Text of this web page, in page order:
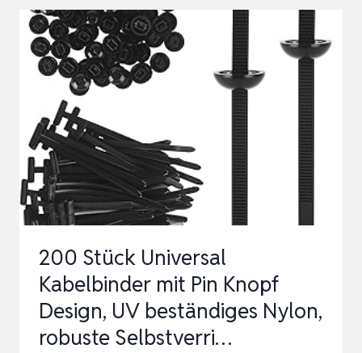
SICHERHEITSKABEL
STAHLSEIL
MIT
KUNSTSTOFF
SICHERUNG
FÜR
F…
200 Stück Universal
Kabelbinder mit Pin Knopf
Design, UV beständiges Nylon,
robuste Selbstverri…